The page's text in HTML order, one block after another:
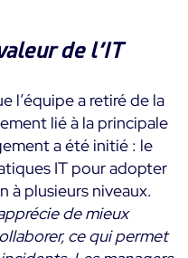
de l’IT
l’équipe a retiré de la
lié à la principale
a été initié : le
IT pour adopter
à plusieurs niveaux.
de mieux
ce qui permet